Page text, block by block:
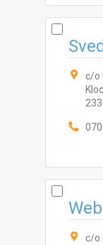
c/o
c/o